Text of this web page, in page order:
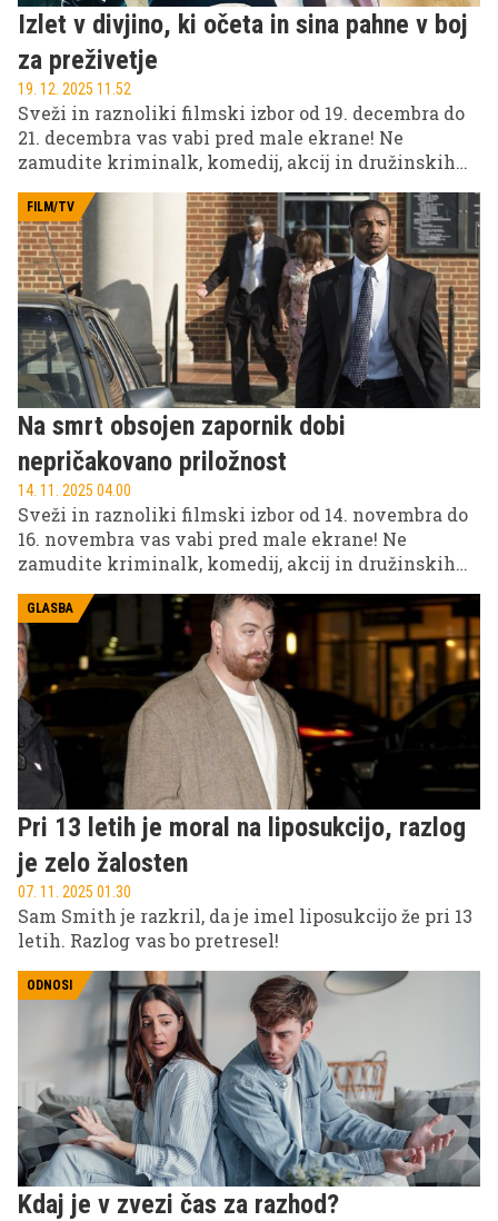
Izlet v divjino, ki očeta in sina pahne v boj
za preživetje
19. 12. 2025 11.52
Sveži in raznoliki filmski izbor od 19. decembra do
21. decembra vas vabi pred male ekrane! Ne
zamudite kriminalk, komedij, akcij in družinskih
televizijskih postajah: POP TV, Kanal A in KINO
FILM/TV
Na smrt obsojen zapornik dobi
nepričakovano priložnost
14. 11. 2025 04.00
Sveži in raznoliki filmski izbor od 14. novembra do
16. novembra vas vabi pred male ekrane! Ne
zamudite kriminalk, komedij, akcij in družinskih
televizijskih postajah: POP TV, Kanal A in KINO.
GLASBA
Pri 13 letih je moral na liposukcijo, razlog
je zelo žalosten
07. 11. 2025 01.30
Sam Smith je razkril, da je imel liposukcijo že pri 13
letih. Razlog vas bo pretresel!
ODNOSI
Kdaj je v zvezi čas za razhod?